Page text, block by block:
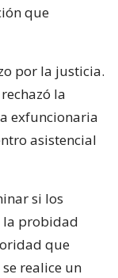
que
por la justicia.
la
exfuncionaria
asistencial
si los
la probidad
que
realice un